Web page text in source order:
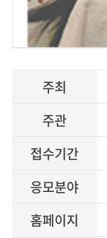
주최
주관
접수기간
응모분야
홈페이지